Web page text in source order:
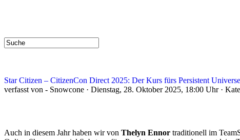
Star Citizen – CitizenCon Direct 2025: Der Kurs fürs Persistent Universe
verfasst von - Snowcone · Dienstag, 28. Oktober 2025, 18:00 Uhr ·
Auch in diesem Jahr haben wir von Thelyn Ennor traditionell im